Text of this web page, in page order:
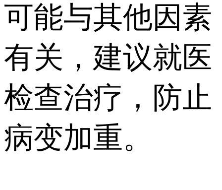
可能与其他因素
有关，建议就医
检查治疗，防止
病变加重。